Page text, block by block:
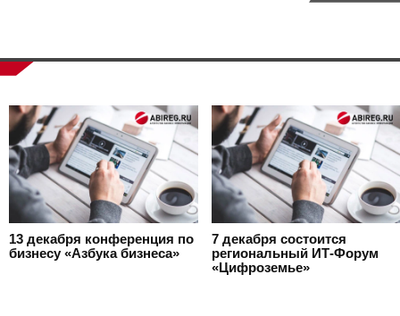
13 декабря конференция по
бизнесу «Азбука бизнеса»
7 декабря состоится
региональный ИТ-Форум
«Цифроземье»